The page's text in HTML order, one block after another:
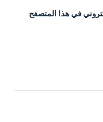
في هذا المتصفح